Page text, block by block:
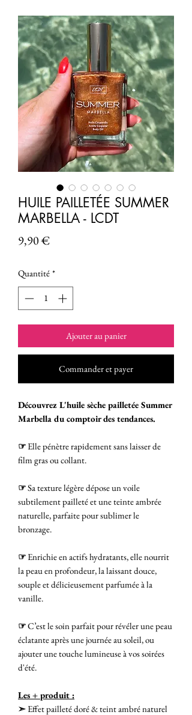
HUILE PAILLETÉE SUMMER
MARBELLA - LCDT
9,90 €Prix
Quantité *
Ajouter au panier
Commander et payer
Découvrez L'huile sèche pailletée Summer
Marbella du comptoir des tendances.
☞Elle pénètre rapidement sans laisser de
film gras ou collant.
☞Sa texture légère dépose un voile
subtilement pailleté et une teinte ambrée
naturelle, parfaite pour sublimer le
bronzage.
☞Enrichie en actifs hydratants, elle nourrit
la peau en profondeur, la laissant douce,
souple et délicieusement parfumée à la
vanille.
☞C’est le soin parfait pour révéler une peau
éclatante après une journée au soleil, ou
ajouter une touche lumineuse à vos soirées
d'été.
Les + produit :
➣Effet pailleté doré & teint ambré naturel